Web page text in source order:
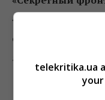
«Антизомби»
слова»
5%/4,3% (было 5,9%/
telekritika.ua